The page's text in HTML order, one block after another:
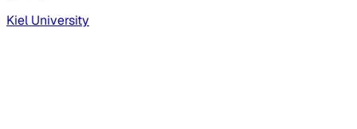
Kiel University